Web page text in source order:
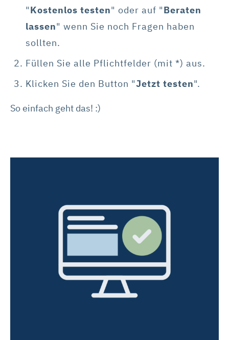
"Kostenlos testen" oder auf "Beraten
lassen" wenn Sie noch Fragen haben
sollten.
Füllen Sie alle Pflichtfelder (mit *) aus.
Klicken Sie den Button "Jetzt testen".
So einfach geht das! :)